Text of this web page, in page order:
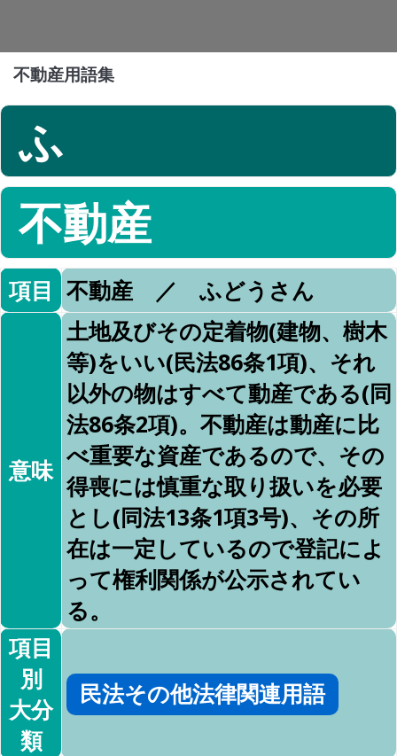
不動産用語集
ふ
不動産
項目 不動産 ／ ふどうさん
意味
土地及びその定着物(建物、樹木
等)をいい(民法86条1項)、それ
以外の物はすべて動産である(同
法86条2項)。不動産は動産に比
べ重要な資産であるので、その
得喪には慎重な取り扱いを必要
とし(同法13条1項3号)、その所
在は一定しているので登記によ
って権利関係が公示されてい
る。
項目
別
大分
類
民法その他法律関連用語